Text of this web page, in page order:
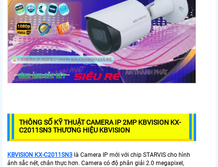
THÔNG SỐ KỸ THUẬT CAMERA IP 2MP KBVISION KX-
C2011SN3 THƯƠNG HIỆU KBVISION
KBVISION KX-C2011SN3 là Camera IP mới với chip STARVIS cho hình
ảnh sắc nét, chân thực hơn. Camera có độ phân giải 2.0 megapixel,